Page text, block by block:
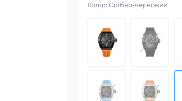
Колір: Срібно-червоний